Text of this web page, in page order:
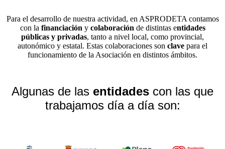
Para el desarrollo de nuestra actividad, en ASPRODETA contamos
con la financiación y colaboración de distintas entidades
públicas y privadas, tanto a nivel local, como provincial,
autonómico y estatal. Estas colaboraciones son clave para el
funcionamiento de la Asociación en distintos ámbitos.
Algunas de las entidades con las que
trabajamos día a día son: